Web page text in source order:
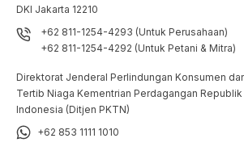
DKI Jakarta 12210
+62 811-1254-4293 (Untuk Perusahaan)
+62 811-1254-4292 (Untuk Petani & Mitra)
Direktorat Jenderal Perlindungan Konsumen
Tertib Niaga Kementrian Perdagangan Republik
Indonesia (Ditjen PKTN)
+62 853 1111 1010